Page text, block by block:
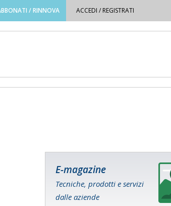
/ RINNOVA ACCEDI / REGISTRATI
E-magazine
Tecniche, prodotti e servizi
dalle aziende